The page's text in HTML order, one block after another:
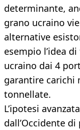
determinante,
grano ucraino
alternative
esempio l’idea
ucraino dai 4
garantire carichi
tonnellate.
L’ipotesi
dall’Occidente